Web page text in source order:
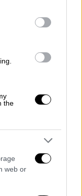
in below Google
the
web or
script
and how
Angeles
project
24, 2025
Bros.